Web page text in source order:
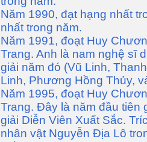
Năm 1990, đạt hạng nhất
nhất trong năm.
Năm 1991, đoạt Huy
Trang. Anh là nam nghệ sĩ
giải năm đó (Vũ Linh,
Linh, Phương Hồng Thủy,
Năm 1995, đoạt Huy
Trang. Đây là năm đầu tiên
giải Diễn Viên Xuất Sắc.
nhân vật Nguyễn Địa Lô